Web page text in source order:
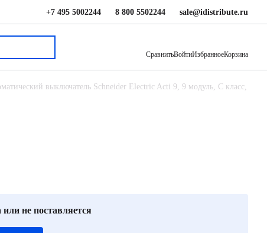
+7 495 5002244 8 800 5502244 sale@idistribute.ru
СравнитьВойтиИзбранноеКорзина
выключатель Schneider Electric Acti 9, 9 модуль, C класс,
или не поставляется